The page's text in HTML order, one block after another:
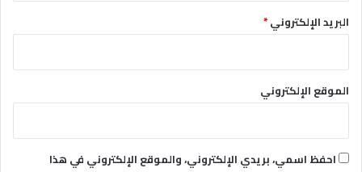
البريد الإلكتروني*
الموقع الإلكتروني
احفظ اسمي، بريدي الإلكتروني، والموقع الإلكتروني في هذا